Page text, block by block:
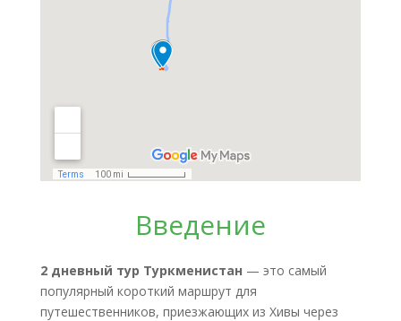
Введение
2 дневный тур Туркменистан — это самый
популярный короткий маршрут для
путешественников, приезжающих из Хивы через